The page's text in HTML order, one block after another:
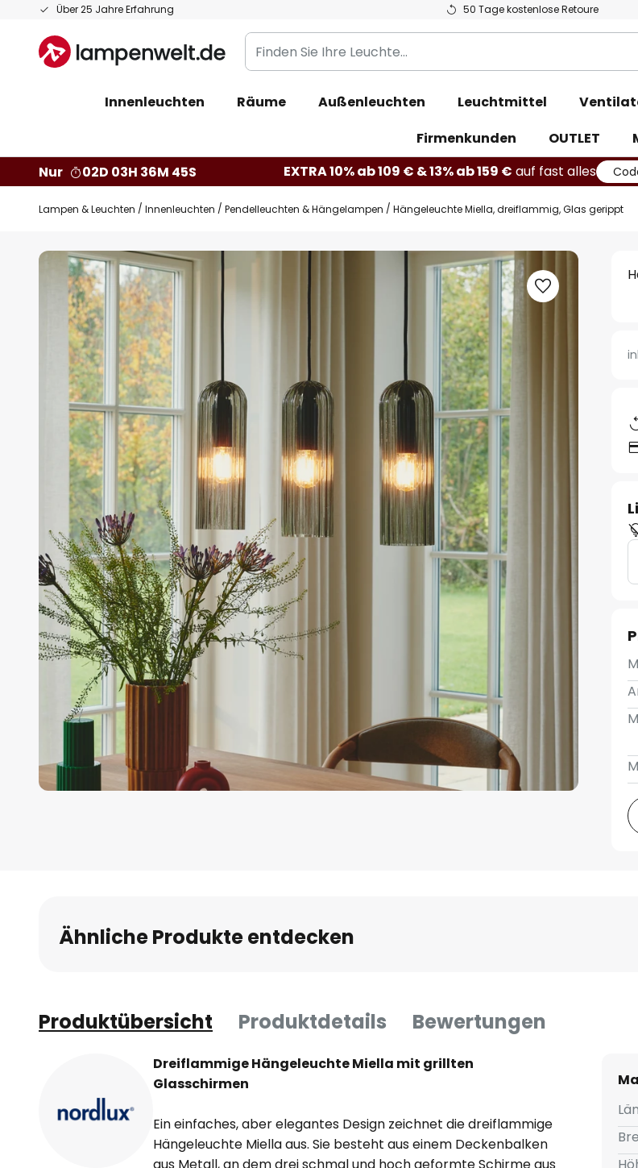
Über 25 Jahre Erfahrung 50 Tage kostenlose Retoure
Zum
springen
Finden
Sie
Leuchte...
Innenleuchten Räume Außenleuchten Leuchtmittel
Firmenkunden
OUTLET
Nur
02D 03H 36M 44S EXTRA 10% ab 109 € & 13% ab 159 € auf fast alles
Lampen & Leuchten Innenleuchten Pendelleuchten & Hängelampen Hängeleuchte Miella, dreiflammig, Glas gerippt
Zum
Ende
Bildgalerie
springen
Ähnliche Produkte entdecken
Produktübersicht Produktdetails Bewertungen
Dreiflammige Hängeleuchte Miella mit grillten
Glasschirmen
Ein einfaches, aber elegantes Design zeichnet die dreiflammige
Hängeleuchte Miella aus. Sie besteht aus einem Deckenbalken